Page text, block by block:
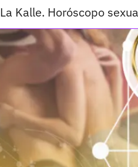
La Kalle. Horóscopo